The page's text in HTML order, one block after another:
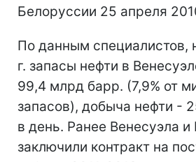
Белоруссии 25 апреля
По данным специалистов,
г. запасы нефти в
99,4 млрд барр. (7,9% от
запасов), добыча нефти -
в день. Ранее Венесуэла и
заключили контракт на